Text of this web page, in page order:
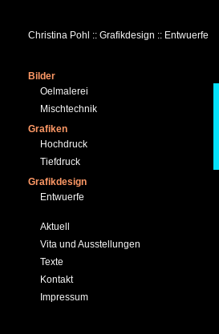
Christina Pohl :: Grafikdesign :: Entwuerfe
Bilder
Oelmalerei
Mischtechnik
Grafiken
Hochdruck
Tiefdruck
Grafikdesign
Entwuerfe
Aktuell
Vita und Ausstellungen
Texte
Kontakt
Impressum